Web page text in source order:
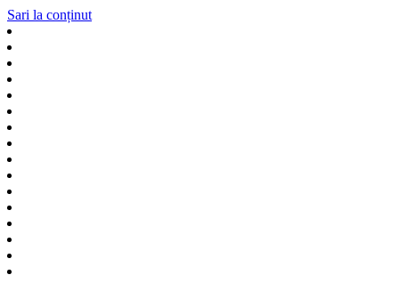
Sari la conținut